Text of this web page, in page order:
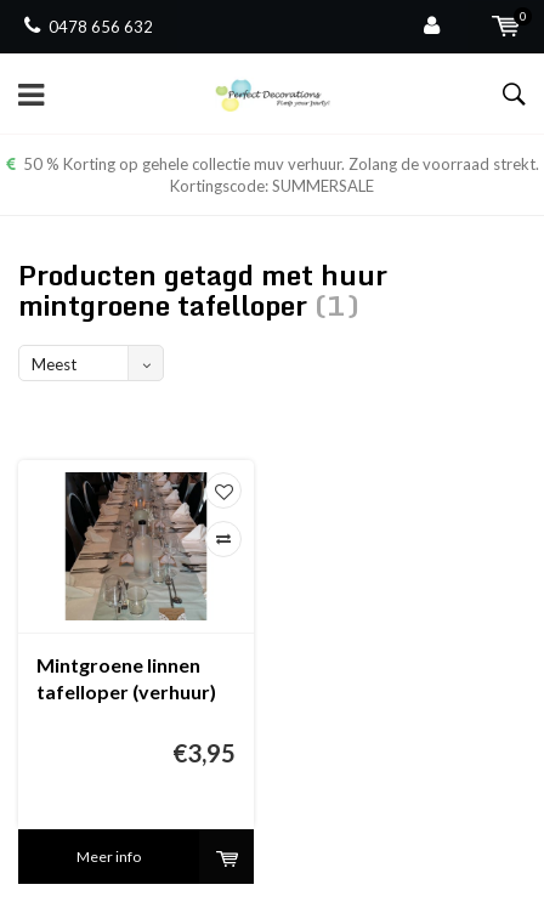
0478 656 632
0
50 % Korting op gehele collectie muv verhuur. Zolang de voorraad strekt.
Kortingscode: SUMMERSALE
Producten getagd met huur
mintgroene tafelloper (1)
Meest
Mintgroene linnen
tafelloper (verhuur)
€3,95
Meer info